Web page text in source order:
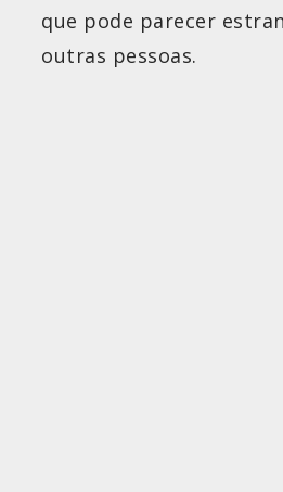
que pode parecer
outras pessoas.